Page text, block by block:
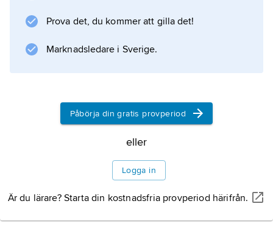
Prova det, du kommer att gilla det!
Marknadsledare i Sverige.
Påbörja din gratis provperiod
eller
Logga in
Är du lärare? Starta din kostnadsfria provperiod härifrån.